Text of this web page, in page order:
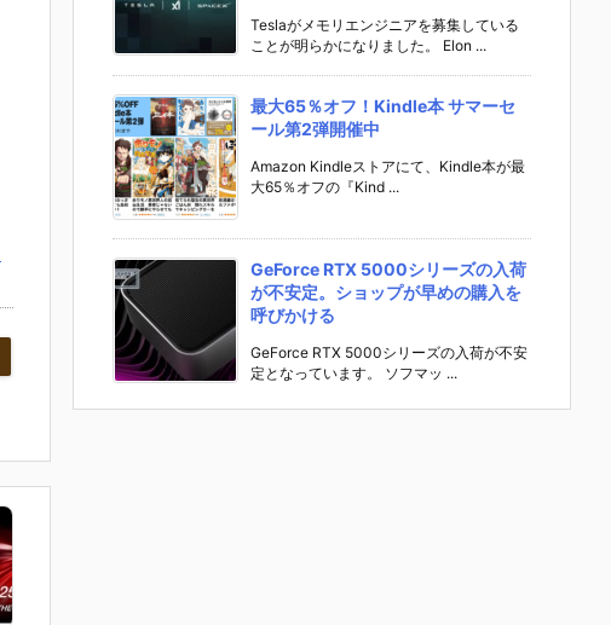
Teslaがメモリエンジニアを募集している
ことが明らかになりました。 Elon ...
最大65％オフ！Kindle本 サマーセ
ール第2弾開催中
Amazon Kindleストアにて、Kindle本が最
大65％オフの『Kind ...
GeForce RTX 5000シリーズの入荷
が不安定。ショップが早めの購入を
呼びかける
GeForce RTX 5000シリーズの入荷が不安
定となっています。 ソフマッ ...